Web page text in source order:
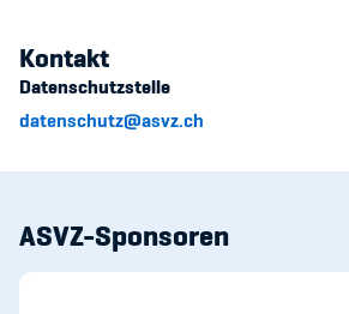
Offene Stellen
Mitgliedervereine
Netzwerk
Kontakt
Datenschutzstelle
datenschutz@asvz.ch
ASVZ-Sponsoren